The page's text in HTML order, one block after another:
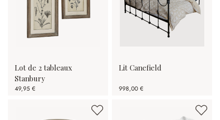
Lot de 2 tableaux
Stanbury
49,95 €
Lit Canefield
998,00 €